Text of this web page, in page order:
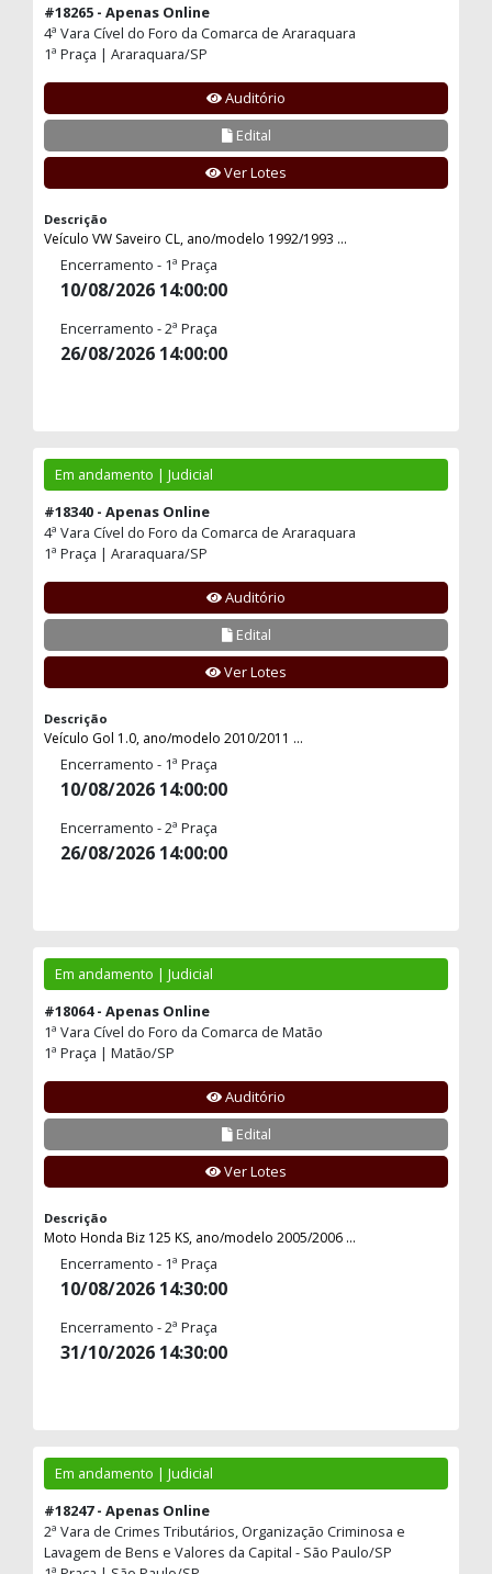
#18265 - Apenas Online
4ª Vara Cível do Foro da Comarca de Araraquara
1ª Praça | Araraquara/SP
Auditório
Edital
Ver Lotes
Descrição
Veículo VW Saveiro CL, ano/modelo 1992/1993 ...
Encerramento - 1ª Praça
10/08/2026 14:00:00
Encerramento - 2ª Praça
26/08/2026 14:00:00
Em andamento | Judicial
#18340 - Apenas Online
4ª Vara Cível do Foro da Comarca de Araraquara
1ª Praça | Araraquara/SP
Auditório
Edital
Ver Lotes
Descrição
Veículo Gol 1.0, ano/modelo 2010/2011 ...
Encerramento - 1ª Praça
10/08/2026 14:00:00
Encerramento - 2ª Praça
26/08/2026 14:00:00
Em andamento | Judicial
#18064 - Apenas Online
1ª Vara Cível do Foro da Comarca de Matão
1ª Praça | Matão/SP
Auditório
Edital
Ver Lotes
Descrição
Moto Honda Biz 125 KS, ano/modelo 2005/2006 ...
Encerramento - 1ª Praça
10/08/2026 14:30:00
Encerramento - 2ª Praça
31/10/2026 14:30:00
Em andamento | Judicial
#18247 - Apenas Online
2ª Vara de Crimes Tributários, Organização Criminosa e
Lavagem de Bens e Valores da Capital - São Paulo/SP